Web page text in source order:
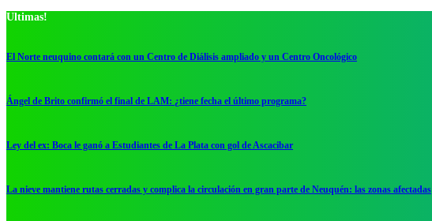
Ultimas!
El Norte neuquino contará con un Centro de Diálisis ampliado y un Centro Oncológico
Ángel de Brito confirmó el final de LAM: ¿tiene fecha el último programa?
Ley del ex: Boca le ganó a Estudiantes de La Plata con gol de Ascacibar
La nieve mantiene rutas cerradas y complica la circulación en gran parte de Neuquén: las zonas afectadas